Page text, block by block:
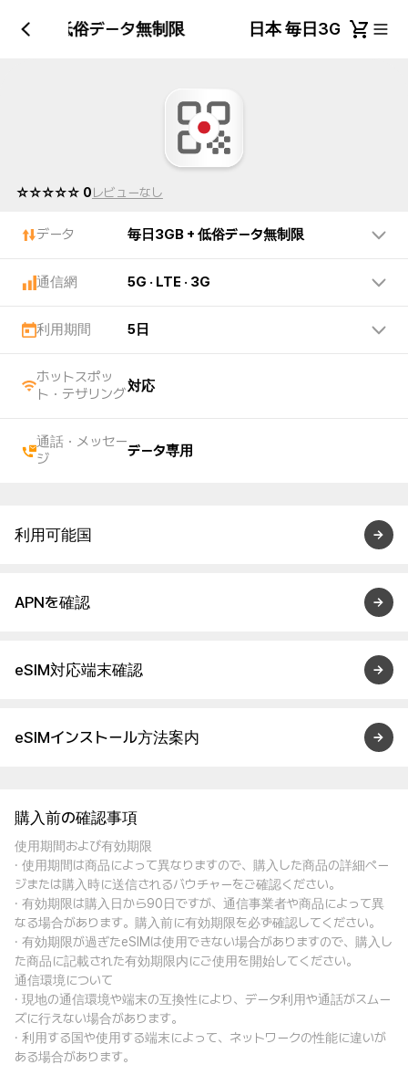
+ 低俗データ無制限 日本 毎日3GB + 低
☆☆☆☆☆ 0レビューなし
データ 毎日3GB + 低俗データ無制限
通信網 5G · LTE · 3G
利用期間 5日
ホットスポッ
ト・テザリング
対応
通話・メッセー
ジ
データ専用
利用可能国
APNを確認
eSIM対応端末確認
eSIMインストール方法案内
購入前の確認事項
使用期間および有効期限
· 使用期間は商品によって異なりますので、購入した商品の詳細ペー
ジまたは購入時に送信されるバウチャーをご確認ください。
· 有効期限は購入日から90日ですが、通信事業者や商品によって異
なる場合があります。購入前に有効期限を必ず確認してください。
· 有効期限が過ぎたeSIMは使用できない場合がありますので、購入し
た商品に記載された有効期限内にご使用を開始してください。
通信環境について
· 現地の通信環境や端末の互換性により、データ利用や通話がスムー
ズに行えない場合があります。
· 利用する国や使用する端末によって、ネットワークの性能に違いが
ある場合があります。